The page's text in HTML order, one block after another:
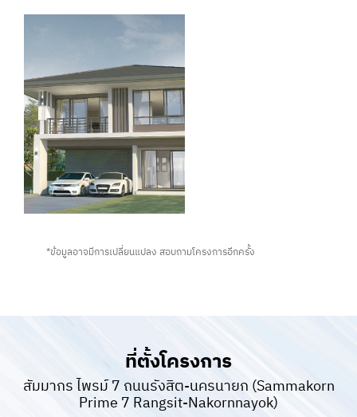
*ข้อมูลอาจมีการเปลี่ยนแปลง สอบถามโครงการอีกครั้ง
ที่ตั้งโครงการ
สัมมากร ไพรม์ 7 ถนนรังสิต-นครนายก (Sammakorn
Prime 7 Rangsit-Nakornnayok)